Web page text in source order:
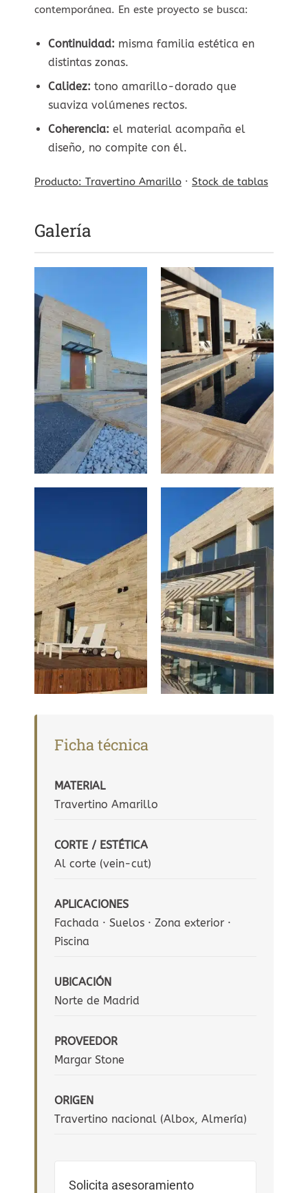
contemporánea. En este proyecto se busca:
Continuidad: misma familia estética en
distintas zonas.
Calidez: tono amarillo-dorado que
suaviza volúmenes rectos.
Coherencia: el material acompaña el
diseño, no compite con él.
Producto: Travertino Amarillo · Stock de tablas
Galería
Ficha técnica
MATERIAL
Travertino Amarillo
CORTE / ESTÉTICA
Al corte (vein-cut)
APLICACIONES
Fachada · Suelos · Zona exterior ·
Piscina
UBICACIÓN
Norte de Madrid
PROVEEDOR
Margar Stone
ORIGEN
Travertino nacional (Albox, Almería)
Solicita asesoramiento